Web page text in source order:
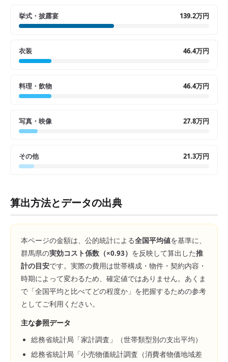
挙式・披露宴 139.2万円
衣装 46.4万円
料理・飲物 46.4万円
写真・映像 27.8万円
その他 21.3万円
算出方法とデータの出典
本ページの金額は、公的統計による全国平均値を基準に、
群馬県の実効コスト係数（×0.93） を反映して算出した推
計の目安です。実際の費用は世帯構成・物件・契約内容・
時期によって変わるため、確定値ではありません。あくま
で「全国平均と比べてどの程度か」を把握するための参考
としてご利用ください。
主な参照データ
総務省統計局「家計調査」（世帯類型別の支出平均）
総務省統計局「小売物価統計調査（消費者物価地域差